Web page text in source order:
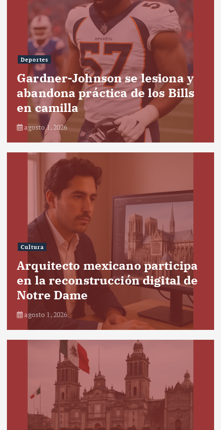
Deportes
Gardner-Johnson se lesiona y
abandona práctica de los Bills
en camilla
agosto 1, 2026
Cultura
Arquitecto mexicano participa
en la reconstrucción digital de
Notre Dame
agosto 1, 2026